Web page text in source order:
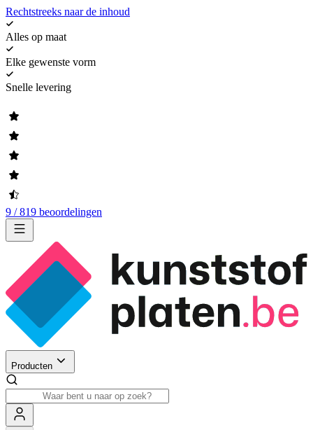
Rechtstreeks naar de inhoud
Alles op maat
Elke gewenste vorm
Snelle levering
9 / 819 beoordelingen
Producten